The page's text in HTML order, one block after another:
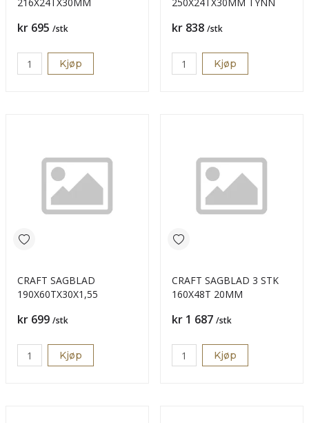
Pris
kr 695 /stk
Kjøp
Pris
kr 838 /stk
Kjøp
CRAFT SAGBLAD
190X60TX30X1,55
Pris
kr 699 /stk
Kjøp
CRAFT SAGBLAD 3 STK
160X48T 20MM
Pris
kr 1 687 /stk
Kjøp